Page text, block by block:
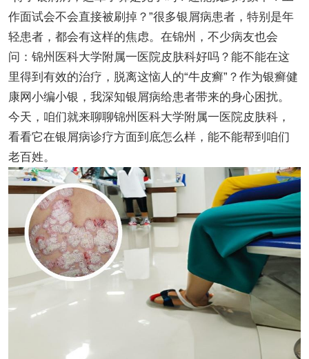
作面试会不会直接被刷掉？”很多银屑病患者，特别是年
轻患者，都会有这样的焦虑。在锦州，不少病友也会
问：锦州医科大学附属一医院皮肤科好吗？能不能在这
里得到有效的治疗，脱离这恼人的“牛皮癣”？作为银癣健
康网小编小银，我深知银屑病给患者带来的身心困扰。
今天，咱们就来聊聊锦州医科大学附属一医院皮肤科，
看看它在银屑病诊疗方面到底怎么样，能不能帮到咱们
老百姓。